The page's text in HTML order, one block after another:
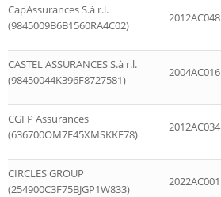
CapAssurances S.à r.l.
(9845009B6B1560RA4C02)
2012AC048
CASTEL ASSURANCES S.à r.l.
(98450044K396F8727581)
2004AC016
CGFP Assurances
(636700OM7E45XMSKKF78)
2012AC034
CIRCLES GROUP
(254900C3F75BJGP1W833)
2022AC001